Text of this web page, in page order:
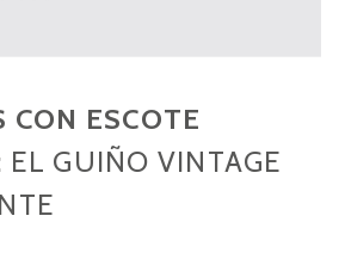
CON ESCOTE
EL GUIÑO VINTAGE